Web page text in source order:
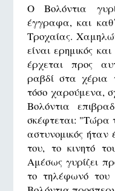
O Βολόντια
έγγραφα, και
Τροχαίας.
είναι ερημικός
έρχεται προς
ραβδί στα χέρια
τόσο χαρούμενα,
Βολόντια
σκέφτεται: "Τώρα
αστυνομικός ήταν
του, το κινητό
Αμέσως γυρίζει
το τηλέφωνό του